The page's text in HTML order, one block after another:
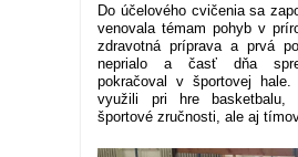
Do účelového cvičenia sa
venovala témam pohyb v
zdravotná príprava a prvá
neprialo a časť dňa
pokračoval v športovej
využili pri hre
športové zručnosti, ale aj